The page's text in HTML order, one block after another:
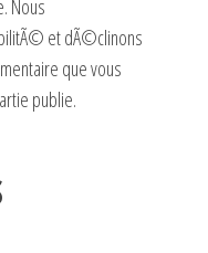
Nous
et dÃ©clinons
que vous
publie.